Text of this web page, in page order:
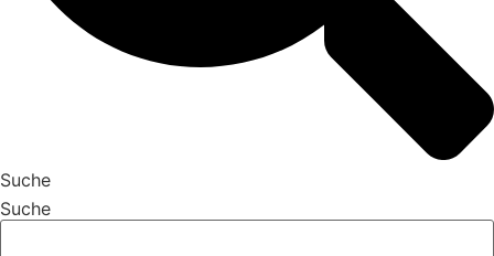
Suche
Suche